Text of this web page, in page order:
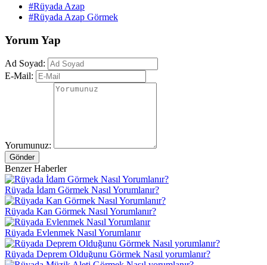
#Rüyada Azap
#Rüyada Azap Görmek
Yorum Yap
Ad Soyad:
E-Mail:
Yorumunuz:
Gönder
Benzer Haberler
Rüyada İdam Görmek Nasıl Yorumlanır?
Rüyada Kan Görmek Nasıl Yorumlanır?
Rüyada Evlenmek Nasıl Yorumlanır
Rüyada Deprem Olduğunu Görmek Nasıl yorumlanır?